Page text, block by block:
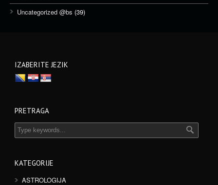
Uncategorized @bs (39)
IZABERITE JEZIK
PRETRAGA
KATEGORIJE
ASTROLOGIJA